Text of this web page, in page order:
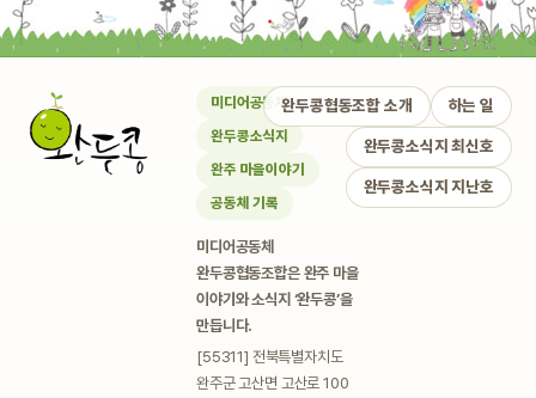
미디어공동체
완두콩소식지
완주 마을이야기
공동체 기록
미디어공동체
완두콩협동조합은 완주 마을
이야기와 소식지 ‘완두콩’을
만듭니다.
[55311] 전북특별자치도
완주군 고산면 고산로 100
완두콩협동조합 소개 하는 일
완두콩소식지 최신호
완두콩소식지 지난호